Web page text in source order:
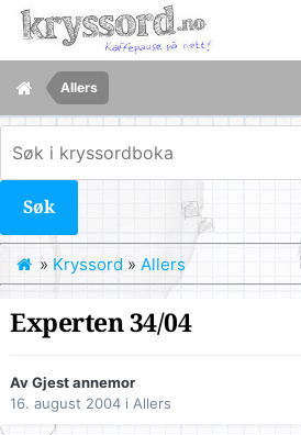
Allers
Søk
» Kryssord » Allers
Experten 34/04
Av Gjest annemor
16. august 2004 i Allers